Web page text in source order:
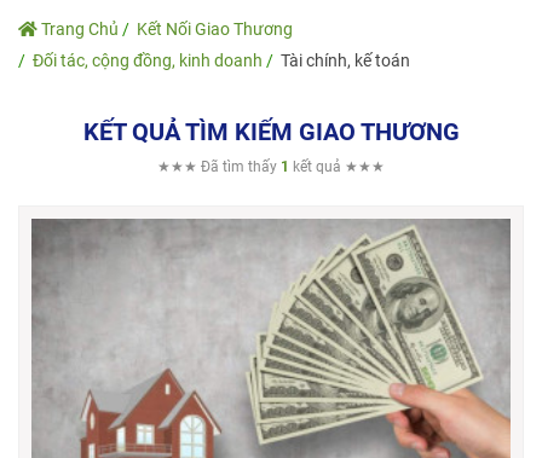
Trang Chủ
Kết Nối Giao Thương
Đối tác, cộng đồng, kinh doanh
Tài chính, kế toán
KẾT QUẢ TÌM KIẾM GIAO THƯƠNG
★★★ Đã tìm thấy 1 kết quả ★★★